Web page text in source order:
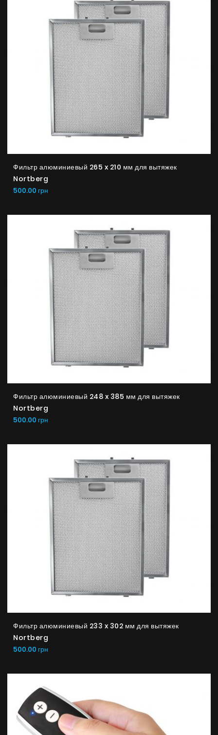
Фильтр алюминиевый 265 x 210 мм для вытяжек
Nortberg
500.00 грн
Фильтр алюминиевый 248 x 385 мм для вытяжек
Nortberg
500.00 грн
Фильтр алюминиевый 233 x 302 мм для вытяжек
Nortberg
500.00 грн